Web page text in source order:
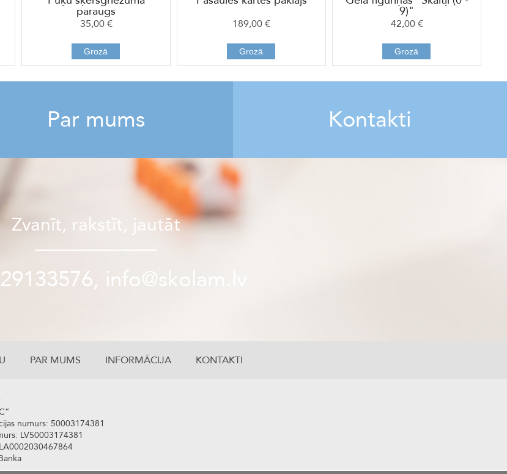
paraugs
35,00 €
Grozā
189,00 €
Grozā
9)"
42,00 €
Grozā
Par mums Kontakti
Zvanīt, rakstīt, jautāt
info@skolam.lv
PAR MUMS INFORMĀCIJA KONTAKTI
numurs: 50003174381
LV50003174381